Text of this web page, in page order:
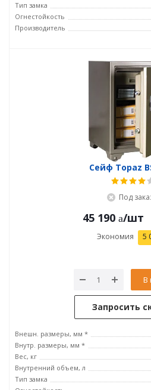
Тип замка
Огнестойкость
Производитель
Сейф Topaz
Под
45 190 /шт
Экономия 5
В
Запросить
Внешн. размеры, мм *
Внутр. размеры, мм *
Вес, кг
Внутренний объем, л
Тип замка